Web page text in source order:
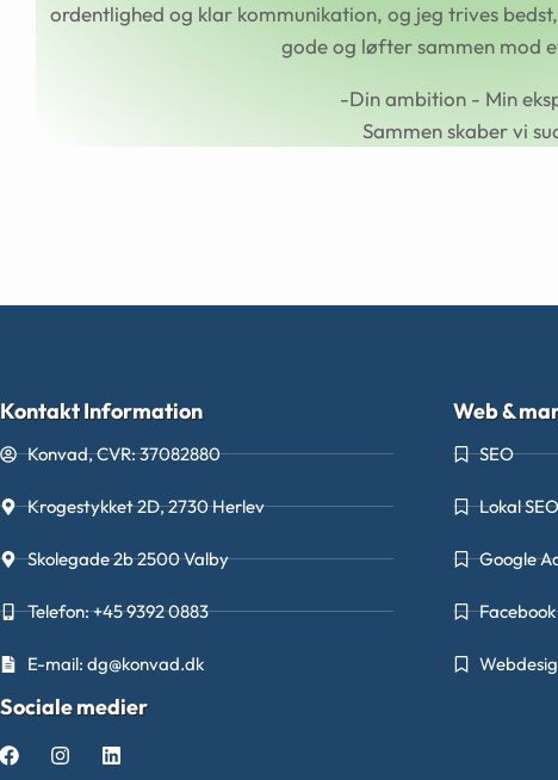
ordentlighed og klar kommunikation, og jeg trives
gode og løfter sammen mod
-Din ambition - Min
Sammen skaber vi
Kontakt Information
Konvad, CVR: 37082880
Krogestykket 2D, 2730 Herlev
Skolegade 2b 2500 Valby
Telefon: +45 9392 0883
E-mail: dg@konvad.dk
Sociale medier
Web &
SEO
Lokal
Google